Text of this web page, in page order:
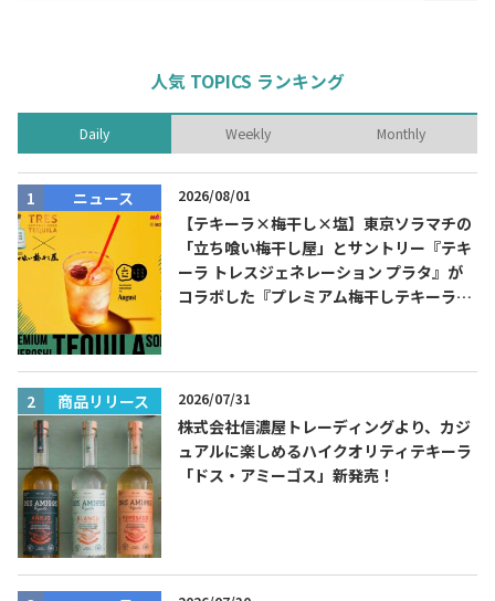
人気 TOPICS ランキング
Daily Weekly Monthly
ニュース 2026/08/01
【テキーラ×梅干し×塩】東京ソラマチの
「立ち喰い梅干し屋」とサントリー『テキ
ーラ トレスジェネレーション プラタ』が
コラボした『プレミアム梅干しテキーラソ
商品リリース 2026/07/31
株式会社信濃屋トレーディングより、カジ
ュアルに楽しめるハイクオリティテキーラ
「ドス・アミーゴス」新発売！